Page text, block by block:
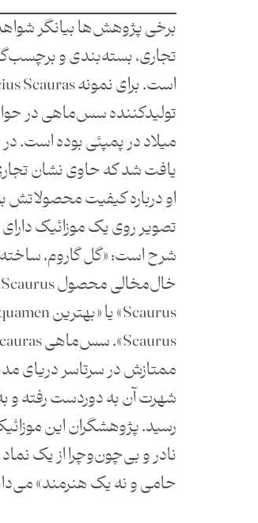
برخی پژوهش‌ها بیانگر
تجاری، بسته‌بندی و
میلاد در پمپئی بوده است.
یافت شد که حاوی نشان
او درباره کیفیت محصولاتش
تصویر روی یک موزائیک
شرح است: «گل گاروم،
ممتازش در سرتاسر دریای
شهرت آن به دوردست رفته و
رسید. پژوهشگران این
نادر و بی‌چون‌وچرا از یک
حامی و نه یک هنرمند»